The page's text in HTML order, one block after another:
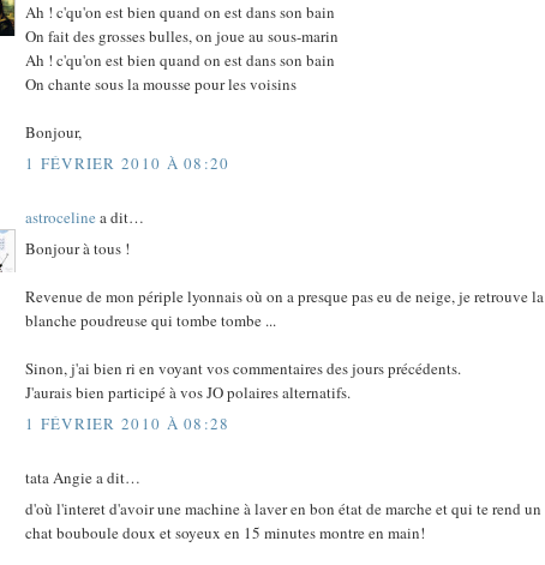
Ah ! c'qu'on est bien quand on est dans son bain
On fait des grosses bulles, on joue au sous-marin
Ah ! c'qu'on est bien quand on est dans son bain
On chante sous la mousse pour les voisins
Bonjour,
1 FÉVRIER 2010 À 08:20
astroceline a dit…
Bonjour à tous !
Revenue de mon périple lyonnais où on a presque pas eu de neige, je retrouve la
blanche poudreuse qui tombe tombe ...
Sinon, j'ai bien ri en voyant vos commentaires des jours précédents.
J'aurais bien participé à vos JO polaires alternatifs.
1 FÉVRIER 2010 À 08:28
tata Angie a dit…
d'où l'interet d'avoir une machine à laver en bon état de marche et qui te rend un
chat bouboule doux et soyeux en 15 minutes montre en main!